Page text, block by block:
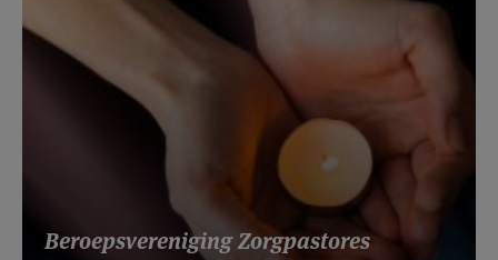
Beroepsvereniging Zorgpastores